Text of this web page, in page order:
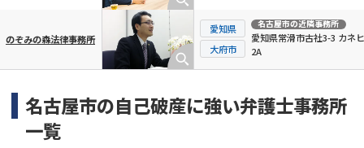
のぞみの森法律事務所
愛知県
大府市
名古屋市の近隣事務所
愛知県常滑市古社3-3 カネ
2A
名古屋市の自己破産に強い弁護士事務所
一覧